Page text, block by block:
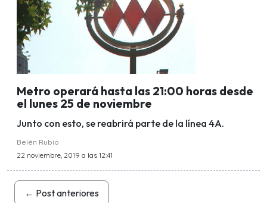
Metro operará hasta las 21:00 horas desde
el lunes 25 de noviembre
Junto con esto, se reabrirá parte de la línea 4A.
Belén Rubio
22 noviembre, 2019 a las 12:41
← Post anteriores